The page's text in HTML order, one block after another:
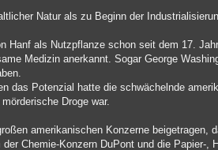
Natur als zu Beginn der
Hanf als Nutzpflanze schon seit dem 17.
Medizin anerkannt. Sogar George
das Potenzial hatte die schwächelnde
Droge war.
amerikanischen Konzerne beigetragen,
Chemie-Konzern DuPont und die Papier-,